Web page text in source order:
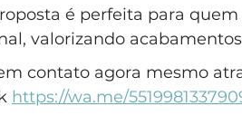
é perfeita para
valorizando
contato agora mesmo
https://wa.me/